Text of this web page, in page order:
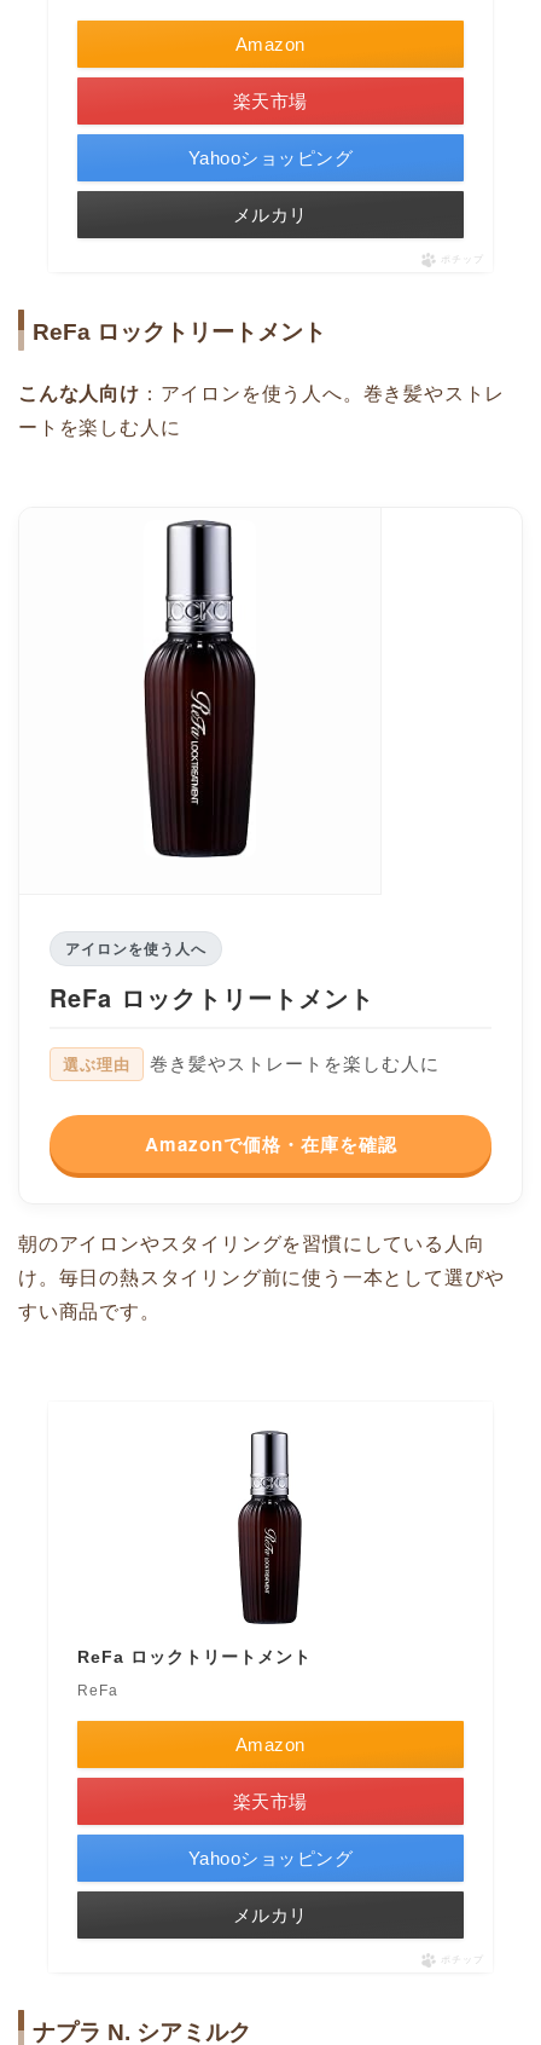
Amazon
楽天市場
Yahooショッピング
メルカリ
ポチップ
ReFa ロックトリートメント
こんな人向け ：アイロンを使う人へ。巻き髪やストレ
ートを楽しむ人に
アイロンを使う人へ
ReFa ロックトリートメント
選ぶ理由 巻き髪やストレートを楽しむ人に
Amazonで価格・在庫を確認
朝のアイロンやスタイリングを習慣にしている人向
け。毎日の熱スタイリング前に使う一本として選びや
すい商品です。
ReFa ロックトリートメント
ReFa
Amazon
楽天市場
Yahooショッピング
メルカリ
ポチップ
ナプラ N. シアミルク